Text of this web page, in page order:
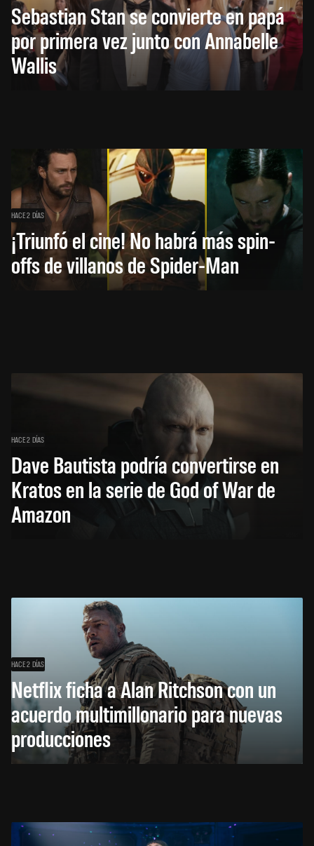
Sebastian Stan se convierte en papá
por primera vez junto con Annabelle
Wallis
HACE 2 DÍAS
¡Triunfó el cine! No habrá más spin-
offs de villanos de Spider-Man
HACE 2 DÍAS
Dave Bautista podría convertirse en
Kratos en la serie de God of War de
Amazon
HACE 2 DÍAS
Netflix ficha a Alan Ritchson con un
acuerdo multimillonario para nuevas
producciones